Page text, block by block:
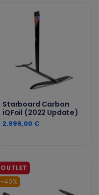
Starboard Carbon
iQFoil (2022 Update)
2.999,00 €
-40%